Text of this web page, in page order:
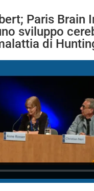
Paris Brain
sviluppo
di